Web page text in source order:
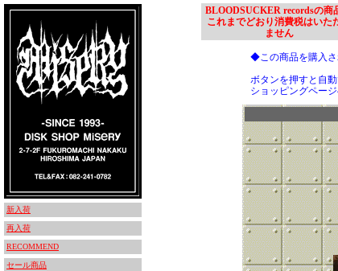
新入荷
再入荷
RECOMMEND
セール商品
BLOODSUCKER recordsの商
これまでどおり消費税はいた
ません
◆この商品を購入
ボタンを押すと自
ショッピングペー